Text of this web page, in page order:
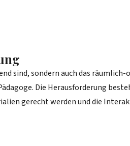
sind, sondern auch das
Die Herausforderung
gerecht werden und die